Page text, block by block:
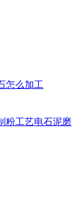
怎么加工
粉工艺电石泥磨